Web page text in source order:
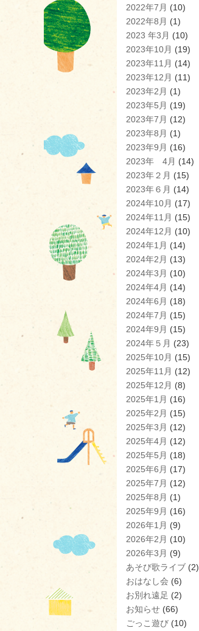
2022年7月 (10)
2022年8月 (1)
2023 年3月 (10)
2023年10月 (19)
2023年11月 (14)
2023年12月 (11)
2023年2月 (1)
2023年5月 (19)
2023年7月 (12)
2023年8月 (1)
2023年9月 (16)
2023年 4月 (14)
2023年２月 (15)
2023年６月 (14)
2024年10月 (17)
2024年11月 (15)
2024年12月 (10)
2024年1月 (14)
2024年2月 (13)
2024年3月 (10)
2024年4月 (14)
2024年6月 (18)
2024年7月 (15)
2024年9月 (15)
2024年５月 (23)
2025年10月 (15)
2025年11月 (12)
2025年12月 (8)
2025年1月 (16)
2025年2月 (15)
2025年3月 (12)
2025年4月 (12)
2025年5月 (18)
2025年6月 (17)
2025年7月 (12)
2025年8月 (1)
2025年9月 (16)
2026年1月 (9)
2026年2月 (10)
2026年3月 (9)
あそび歌ライブ (2)
おはなし会 (6)
お別れ遠足 (2)
お知らせ (66)
ごっこ遊び (10)